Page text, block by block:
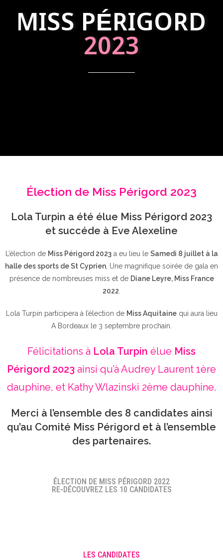
MISS PÉRIGORD
2023
Élection de Miss Périgord 2023
Lola Turpin a été élue Miss Périgord 2023
et succéde à Eve Alexeline
L’élection de Miss Périgord 2023a eu lieu le Samedi 8 juillet à la
halle des sports de St Cyprien , Une magnifique soirée de gala en
présence de nombreuses miss et de Diane Leyre, Miss France
2022
Lola Turpin participera à l’élection de Miss Aquitainequi aura lieu
A Bordeaux le 3 septembre prochain.
Félicitations à Lola Turpin élue Miss
Périgord 2023 ainsi qu’à Audrey Laurent 1ère
dauphine, et Kathy Wlazinski 2ème dauphine.
Merci à l’ensemble des 8 candidates ainsi
qu’au Comité Miss Périgord et à l’ensemble
des partenaires.
ÉLECTION DE MISS PÉRIGORD 2022
RE-DÉCOUVREZ LES 10 CANDIDATES
LES CANDIDATES